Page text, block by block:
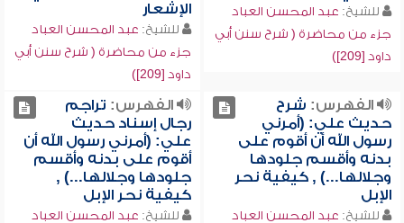
للشيخ: عبد المحسن العباد
جزء من محاضرة ( شرح سنن أبي
داود [209])
الإشعار
للشيخ: عبد المحسن العباد
جزء من محاضرة ( شرح سنن أبي
داود [209])
الفهرس: شرح
حديث علي: (أمرني
رسول الله أن أقوم على
بدنه وأقسم جلودها
وجلالها...) , كيفية نحر
الإبل
للشيخ: عبد المحسن العباد
الفهرس: تراجم
رجال إسناد حديث
علي: (أمرني رسول الله أن
أقوم على بدنه وأقسم
جلودها وجلالها...) ,
كيفية نحر الإبل
للشيخ: عبد المحسن العباد